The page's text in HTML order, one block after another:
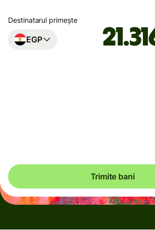
Destinatarul primește
EGP
Trimite bani